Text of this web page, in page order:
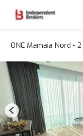
ONE Mamaia Nord -
Previous